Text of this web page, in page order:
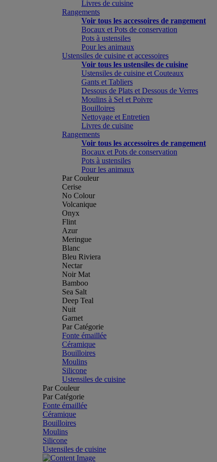
Livres de cuisine
Rangements
Voir tous les accessoires de rangement
Bocaux et Pots de conservation
Pots à ustensiles
Pour les animaux
Ustensiles de cuisine et accessoires
Voir tous les ustensiles de cuisine
Ustensiles de cuisine et Couteaux
Gants et Tabliers
Dessous de Plats et Dessous de Verres
Moulins à Sel et Poivre
Bouilloires
Nettoyage et Entretien
Livres de cuisine
Rangements
Voir tous les accessoires de rangement
Bocaux et Pots de conservation
Pots à ustensiles
Pour les animaux
Par Couleur
Cerise
No Colour
Volcanique
Onyx
Flint
Azur
Meringue
Blanc
Bleu Riviera
Nectar
Noir Mat
Bamboo
Sea Salt
Deep Teal
Nuit
Garnet
Par Catégorie
Fonte émaillée
Céramique
Bouilloires
Moulins
Silicone
Ustensiles de cuisine
Par Couleur
Par Catégorie
Fonte émaillée
Céramique
Bouilloires
Moulins
Silicone
Ustensiles de cuisine